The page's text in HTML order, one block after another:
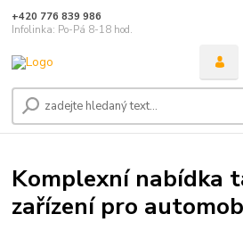
+420 776 839 986
Infolinka: Po-Pá 8-18 hod.
Komplexní nabídka
zařízení pro